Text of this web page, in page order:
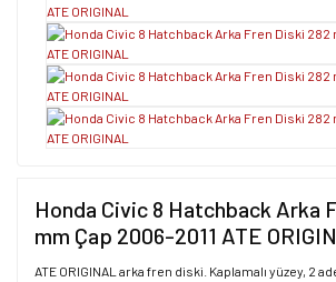
Honda Civic 8 Hatchback Arka
mm Çap 2006-2011 ATE
ATE ORIGINAL arka fren diski. Kaplamalı yüzey, 2